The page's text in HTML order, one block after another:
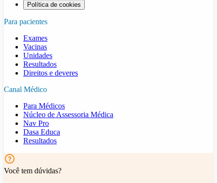
Política de cookies
Para pacientes
Exames
Vacinas
Unidades
Resultados
Direitos e deveres
Canal Médico
Para Médicos
Núcleo de Assessoria Médica
Nav Pro
Dasa Educa
Resultados
Você tem dúvidas?